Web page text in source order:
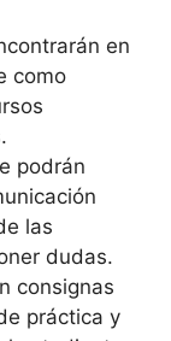
en
como
podrán
las
dudas.
consignas
práctica y